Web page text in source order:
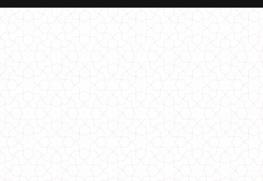
1310.00грн.930.00грн.
770.00грн.